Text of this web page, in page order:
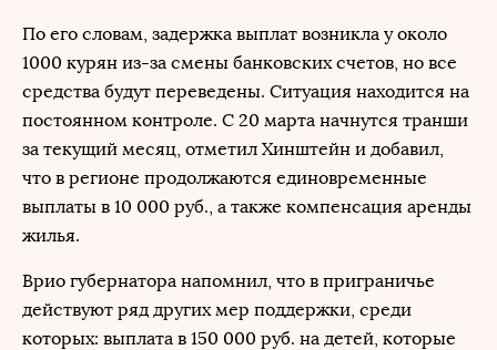
По его словам, задержка выплат возникла у около
1000 курян из-за смены банковских счетов, но все
средства будут переведены. Ситуация находится на
постоянном контроле. С 20 марта начнутся транши
за текущий месяц, отметил Хинштейн и добавил,
что в регионе продолжаются единовременные
выплаты в 10 000 руб., а также компенсация аренды
жилья.
Врио губернатора напомнил, что в приграничье
действуют ряд других мер поддержки, среди
которых: выплата в 150 000 руб. на детей, которые